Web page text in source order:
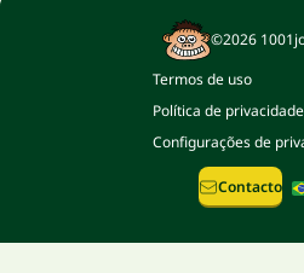
©2026
Termos de uso
Política de
Configurações de
Contacto